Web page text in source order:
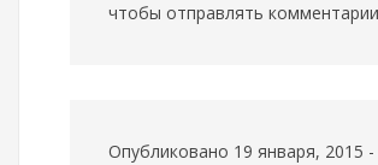
чтобы отправлять комментарии
Опубликовано 19 января, 2015 -